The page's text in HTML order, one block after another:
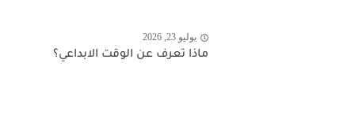
يوليو 23, 2026
ماذا تعرف عن الوقت الابداعي؟